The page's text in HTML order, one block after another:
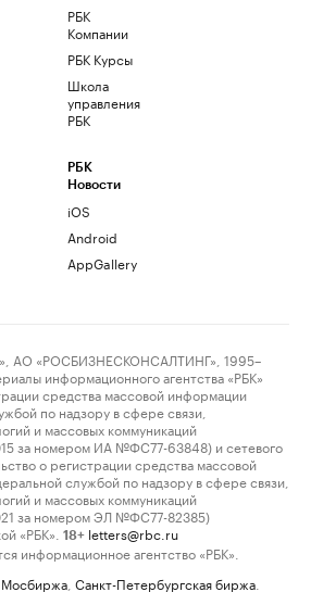
РБК
Компании
РБК Курсы
Школа
управления
РБК
РБК
Новости
iOS
Android
AppGallery
АО «РОСБИЗНЕСКОНСАЛТИНГ», 1995–
информационного агентства «РБК»
средства массовой информации
по надзору в сфере связи,
и массовых коммуникаций
за номером ИА №ФС77-63848) и сетевого
о регистрации средства массовой
службой по надзору в сфере связи,
и массовых коммуникаций
за номером ЭЛ №ФС77-82385)
«РБК».
18+ letters@rbc.ru
информационное агентство «РБК».
Мосбиржа Санкт-Петербургская биржа